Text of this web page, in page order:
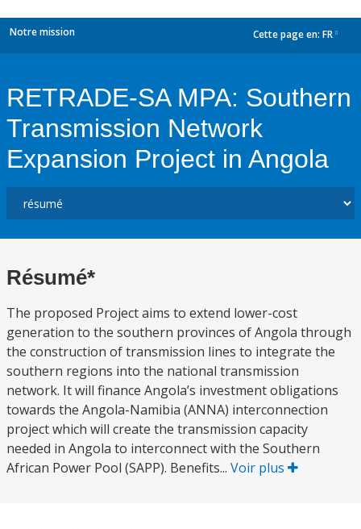
Notre mission Cette page en: FR
RETRADE-SA MPA: Southern
Transmission Network
Expansion Project in Angola
Résumé*
The proposed Project aims to extend lower-cost
generation to the southern provinces of Angola through
the construction of transmission lines to integrate the
southern regions into the national transmission
network. It will finance Angola’s investment obligations
towards the Angola-Namibia (ANNA) interconnection
project which will create the transmission capacity
needed in Angola to interconnect with the Southern
African Power Pool (SAPP). Benefits... Voir plus